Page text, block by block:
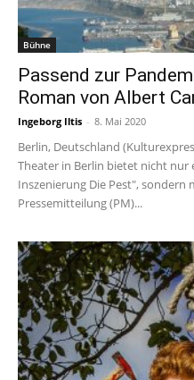
Bühne
Passend zur
Roman von Albert
Ingeborg Iltis - 8. Mai 2020
Berlin, Deutschland
Theater in Berlin bietet nicht nur
Inszenierung Die Pest", sondern
Pressemitteilung (PM)...